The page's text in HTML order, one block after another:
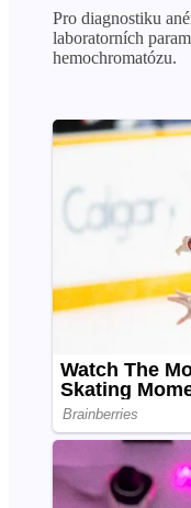
Pro diagnostiku
laboratorních
hemochromatózu.